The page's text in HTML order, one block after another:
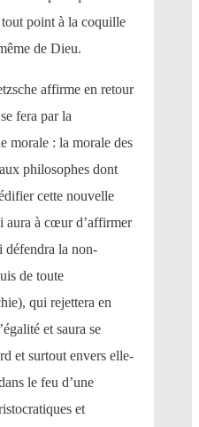
point à la coquille
de Dieu.
affirme en retour
fera par la
morale : la morale des
philosophes dont
cette nouvelle
aura à cœur d’affirmer
défendra la non-
de toute
qui rejettera en
et saura se
et surtout envers elle-
le feu d’une
et